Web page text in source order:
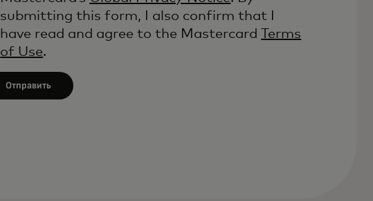
submitting this form, I also confirm that I
have read and agree to the Mastercard
Terms
of Use.
Отправить